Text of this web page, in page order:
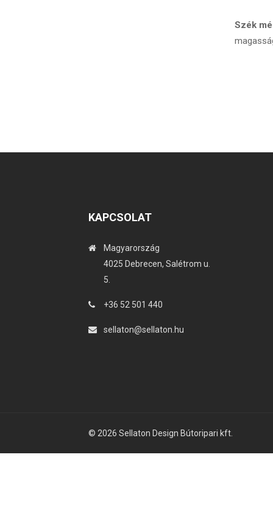
Szék
KAPCSOLAT
Magyarország
4025 Debrecen, Salétrom u.
5.
+36 52 501 440
sellaton@sellaton.hu
© 2026 Sellaton Design Bútoripari kft.